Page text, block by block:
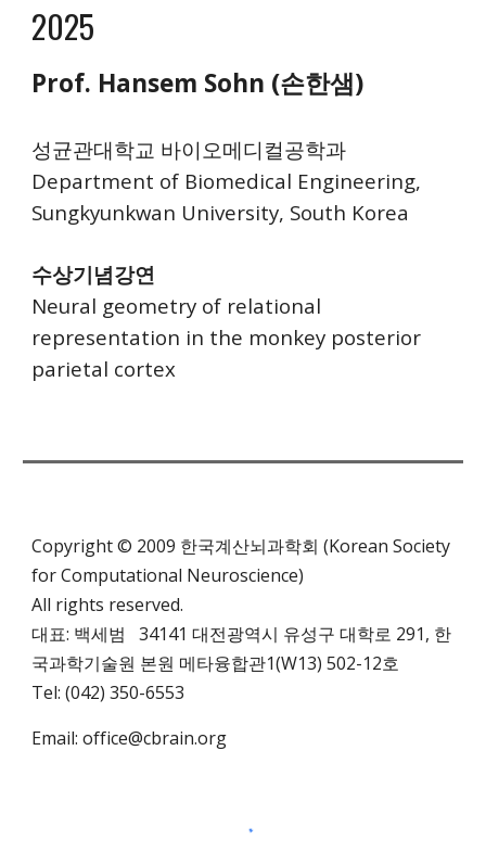
2025
Prof. Hansem Sohn (손한샘)
성균관대학교 바이오메디컬공학과
Department of Biomedical Engineering,
Sungkyunkwan University, South Korea
수상기념강연
Neural geometry of relational
representation in the monkey posterior
parietal cortex
Copyright © 2009 한국계산뇌과학회 (Korean Society
for Computational Neuroscience)
All rights reserved.
대표: 백세범 34141 대전광역시 유성구 대학로 291, 한
국과학기술원 본원 메타융합관1(W13)502-12호
Tel: (042) 350-6553
Email:office@cbrain.org